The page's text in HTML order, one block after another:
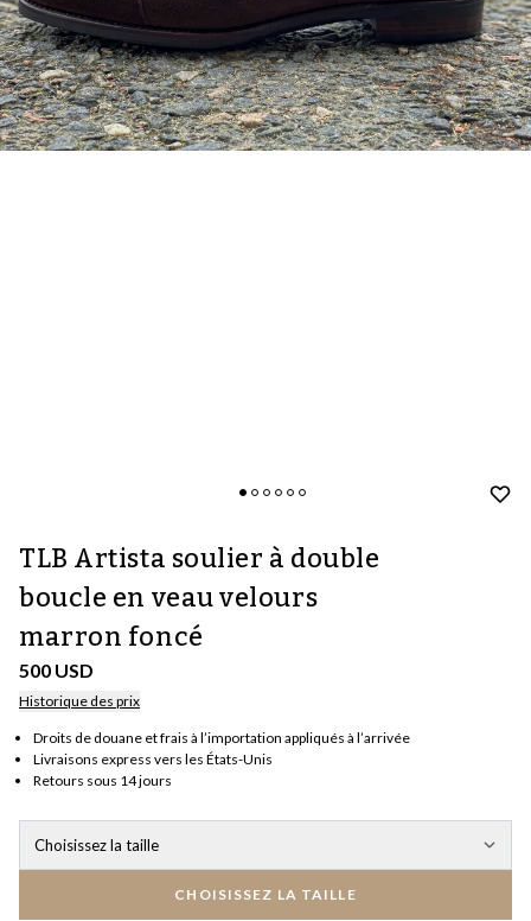
TLB Artista soulier à double
boucle en veau velours
marron foncé
500 USD
Historique des prix
Droits de douane et frais à l’importation appliqués à l’arrivée
Livraisons express vers les États-Unis
Retours sous 14 jours
Choisissez la taille
CHOISISSEZ LA TAILLE